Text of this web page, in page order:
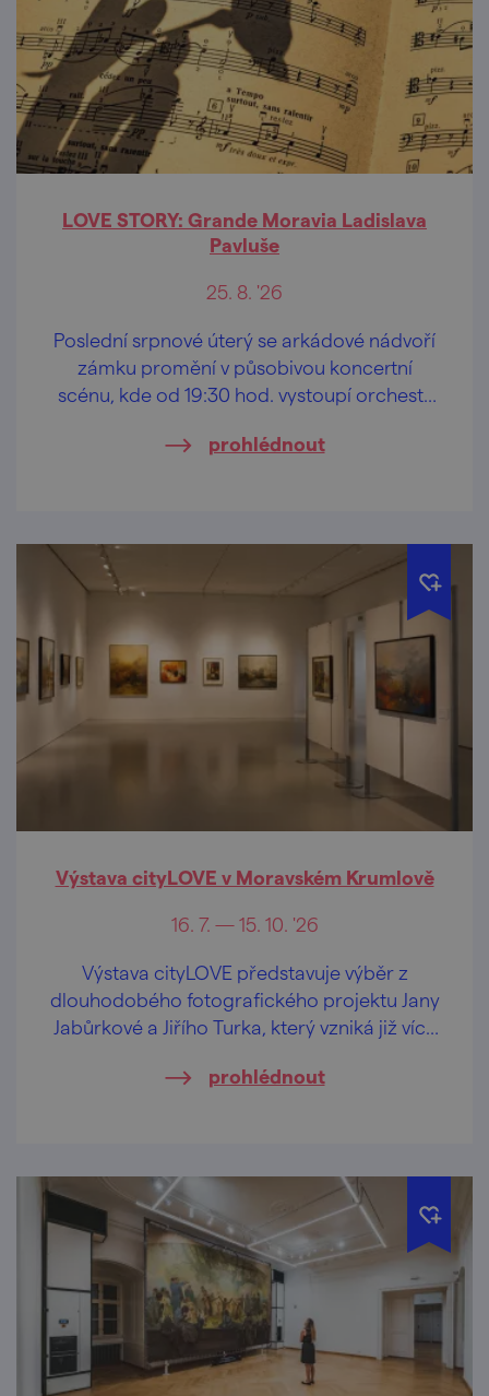
LOVE STORY: Grande Moravia Ladislava
Pavluše
25. 8. '26
Poslední srpnové úterý se arkádové nádvoří
zámku promění v působivou koncertní
scénu, kde od 19:30 hod. vystoupí orchestr
Pavluše.
prohlédnout
Výstava cityLOVE v Moravském Krumlově
16. 7. — 15. 10. '26
Výstava cityLOVE představuje výběr z
dlouhodobého fotografického projektu Jany
Jabůrkové a Jiřího Turka, který vzniká již více
prohlédnout